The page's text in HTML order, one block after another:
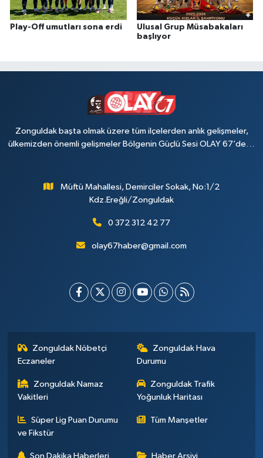
Play-Off umutları sona erdi
Ulusal Grup Müsabakaları
başlıyor
Zonguldak başta olmak üzere tüm ilçelerden anlık gelişmeler,
ülkemizden önemli gelişmeler Bölgenin Güçlü Sesi OLAY 67’de…
Müftü Mahallesi, Demirciler Sokak, No:1/2
Kdz.Ereğli/Zonguldak
0 372 312 42 77
olay67haber@gmail.com
Zonguldak Nöbetçi
Eczaneler
Zonguldak Hava
Durumu
Zonguldak Namaz
Vakitleri
Zonguldak Trafik
Yoğunluk Haritası
Süper Lig Puan Durumu
ve Fikstür
Tüm Manşetler
Son Dakika Haberleri Haber Arşivi